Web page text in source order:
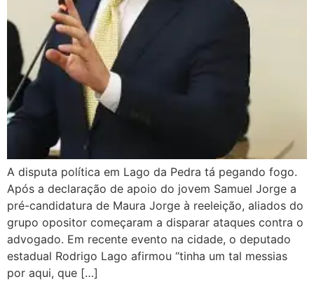
A disputa política em Lago da Pedra tá pegando fogo.
Após a declaração de apoio do jovem Samuel Jorge a
pré-candidatura de Maura Jorge à reeleição, aliados do
grupo opositor começaram a disparar ataques contra o
advogado. Em recente evento na cidade, o deputado
estadual Rodrigo Lago afirmou “tinha um tal messias
por aqui, que […]